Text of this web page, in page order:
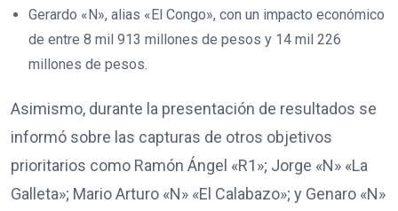
Gerardo «N», alias «El Congo», con un impacto económico
de entre 8 mil 913 millones de pesos y 14 mil 226
millones de pesos.
Asimismo, durante la presentación de resultados se
informó sobre las capturas de otros objetivos
prioritarios como Ramón Ángel «R1»; Jorge «N» «La
Galleta»; Mario Arturo «N» «El Calabazo»; y Genaro «N»